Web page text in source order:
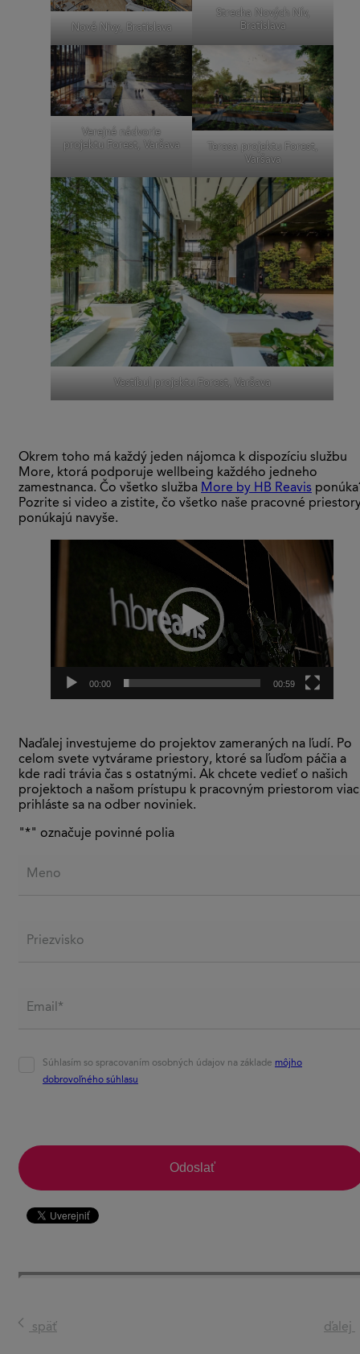
Nové Nivy, Bratislava
Strecha Nových Nív,
Bratislava
Verejné nádvorie
projektu Forest, Varšava
Terasa projektu Forest,
Varšava
Vestibul projektu Forest, Varšava
Okrem toho má každý jeden nájomca k dispozíciu službu
More, ktorá podporuje wellbeing každého jedneho
zamestnanca. Čo všetko služba More by HB Reavis
Pozrite si video a zistite, čo všetko naše pracovné
ponúkajú navyše.
00:00 00:59
Naďalej investujeme do projektov zameraných na ľudí. Po
celom svete vytvárame priestory, ktoré sa ľuďom páčia a
kde radi trávia čas s ostatnými. Ak chcete vedieť o našich
projektoch a našom prístupu k pracovným priestorom
prihláste sa na odber noviniek.
"*" označuje povinné polia
Agreement*
Súhlasím so spracovaním osobných údajov na základe môjho
dobrovoľného súhlasu
Odoslať
späť ďalej